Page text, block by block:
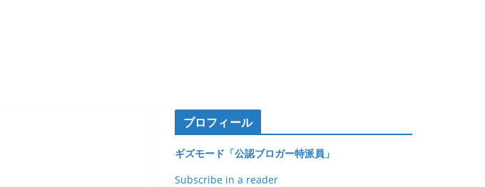
プロフィール
ギズモード「公認ブロガー特派員」
Subscribe in a reader